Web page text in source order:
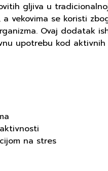
gljiva u
vekovima se koristi
Ovaj dodatak
upotrebu kod
na stres